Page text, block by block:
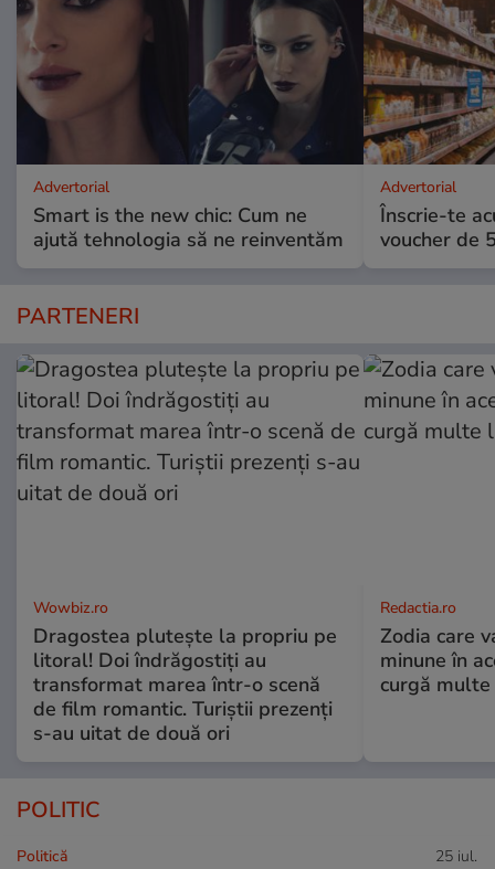
Advertorial
Smart is the new chic: Cum ne
ajută tehnologia să ne reinventăm
Advertorial
Înscrie-te
voucher de
PARTENERI
Wowbiz.ro
Dragostea plutește la propriu pe
litoral! Doi îndrăgostiți au
transformat marea într-o scenă
de film romantic. Turiștii prezenți
s-au uitat de două ori
Redactia.ro
Zodia care
minune în
curgă
POLITIC
Politică 25 iul.